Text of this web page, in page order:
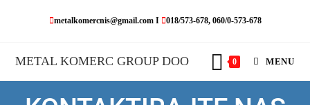
metalkomercnis@gmail.com I 018/573-678, 060/0-573-678
METAL KOMERC GROUP DOO 0 MENU